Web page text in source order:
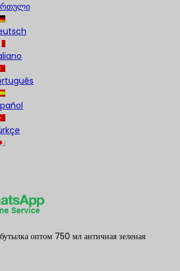
оптом 750 мл античная зеленая